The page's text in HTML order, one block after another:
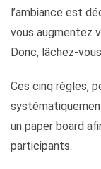
l’ambiance est
vous augmentez
Donc, lâchez-
Ces cinq règles,
un paper board
participants.